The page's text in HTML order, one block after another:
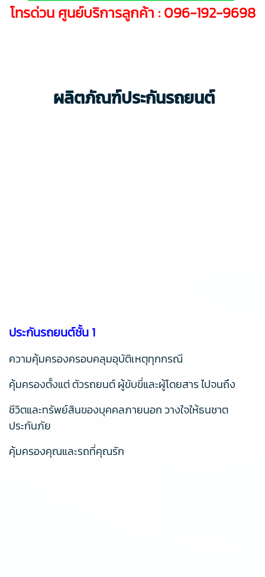
โทรด่วน ศูนย์บริการลูกค้า : 096-192-9698
ผลิตภัณฑ์ประกันรถยนต์
ประกันรถยนต์ชั้น 1
ความคุ้มครองครอบคลุมอุบัติเหตุทุกกรณี
คุ้มครองตั้งแต่ ตัวรถยนต์ ผู้ขับขี่และผู้โดยสาร ไปจนถึง
ชีวิตและทรัพย์สินของบุคคลภายนอก วางใจให้ธนชาต
ประกันภัย
คุ้มครองคุณและรถที่คุณรัก